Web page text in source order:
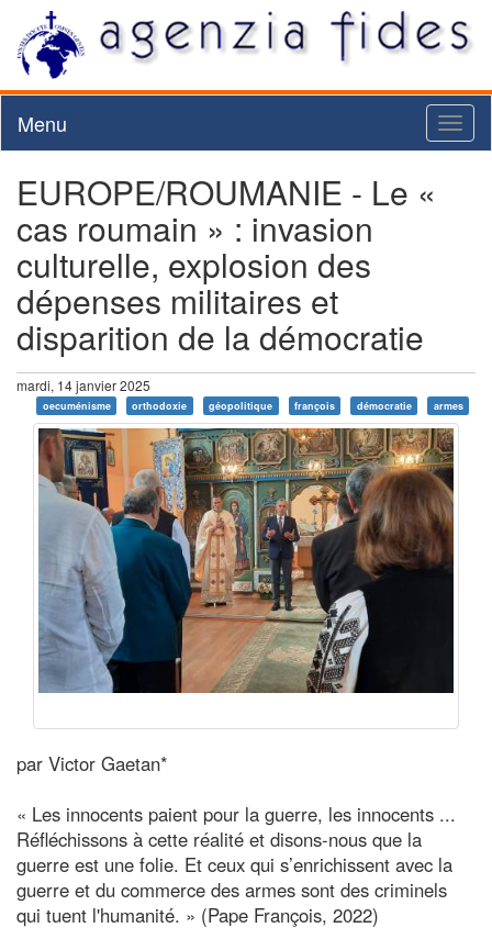
Menu
EUROPE/ROUMANIE - Le «
cas roumain » : invasion
culturelle, explosion des
dépenses militaires et
disparition de la démocratie
mardi, 14 janvier 2025
oecuménisme orthodoxie géopolitique françois démocratie armes
par Victor Gaetan*
« Les innocents paient pour la guerre, les innocents ...
Réfléchissons à cette réalité et disons-nous que la
guerre est une folie. Et ceux qui s’enrichissent avec la
guerre et du commerce des armes sont des criminels
qui tuent l'humanité. » (Pape François, 2022)